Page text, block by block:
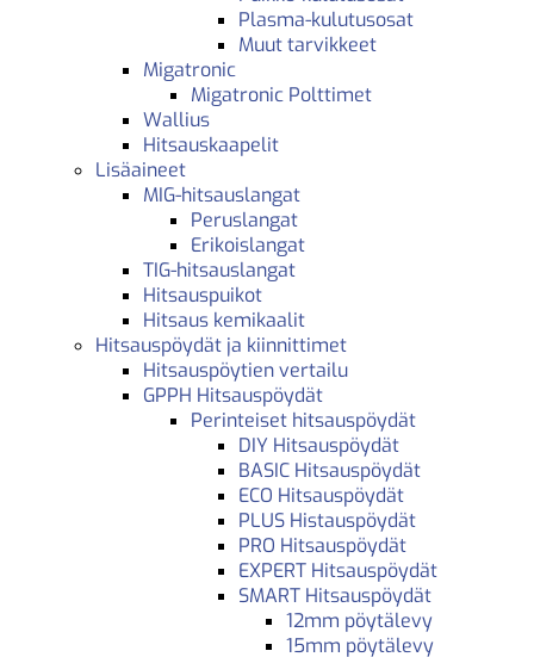
Plasma-kulutusosat
Muut tarvikkeet
Migatronic
Migatronic Polttimet
Wallius
Hitsauskaapelit
Lisäaineet
MIG-hitsauslangat
Peruslangat
Erikoislangat
TIG-hitsauslangat
Hitsauspuikot
Hitsaus kemikaalit
Hitsauspöydät ja kiinnittimet
Hitsauspöytien vertailu
GPPH Hitsauspöydät
Perinteiset hitsauspöydät
DIY Hitsauspöydät
BASIC Hitsauspöydät
ECO Hitsauspöydät
PLUS Histauspöydät
PRO Hitsauspöydät
EXPERT Hitsauspöydät
SMART Hitsauspöydät
12mm pöytälevy
15mm pöytälevy